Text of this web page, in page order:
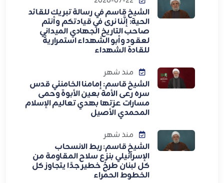
الشيخ قاسم في رسالة تبريك للقائد
الحية: إنَّنا نرى في قيادتكم وأنتم
صاحب التاريخ الجهادي الميداني
لعقود وأبو الشهداء استمراريةً
للقادة الشهداء
منذ شهر
الشيخ قاسم: إمامنا الخامنئي قدس
سره رعى الأمة بعين الأبوة وحمى
مسارات عزتها بهدي تعاليم الإسلام
المحمدي الأصيل
منذ شهر
الشيخ قاسم: ربط الانسحاب
الإسرائيلي بنزع سلاح المقاومة من
كل لبنان طرحٌ خطير جدًا يتجاوز كل
الخطوط الحمراء